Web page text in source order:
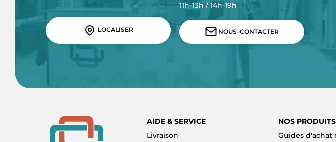
LOCALISER
11h-13h / 14h-19h
NOUS-CONTACTER
AIDE & SERVICE
Livraison
NOS PRODUITS
Guides d'achat